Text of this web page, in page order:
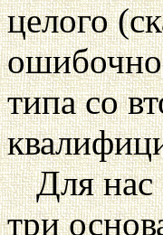
целого
ошибочно
типа со
Для нас
три